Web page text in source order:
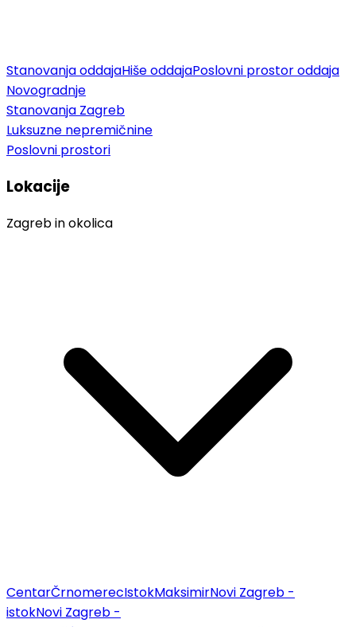
Stanovanja oddajaHiše oddajaPoslovni prostor oddaja
Novogradnje
Stanovanja Zagreb
Luksuzne nepremičnine
Poslovni prostori
Lokacije
Zagreb in okolica
CentarČrnomerecIstokMaksimirNovi Zagreb -
istokNovi Zagreb -